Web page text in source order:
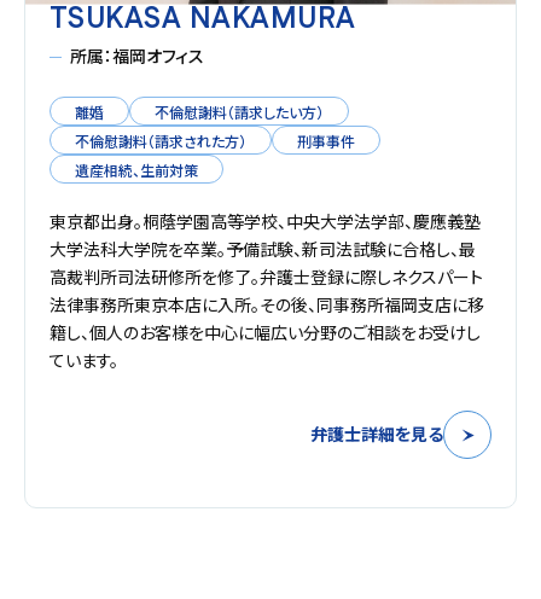
TSUKASA NAKAMURA
所属：福岡オフィス
離婚
不倫慰謝料（請求したい方）
不倫慰謝料（請求された方）
刑事事件
遺産相続、生前対策
東京都出身。桐蔭学園高等学校、中央大学法学部、慶應義塾
大学法科大学院を卒業。予備試験、新司法試験に合格し、最
高裁判所司法研修所を修了。弁護士登録に際しネクスパート
法律事務所東京本店に入所。その後、同事務所福岡支店に移
籍し、個人のお客様を中心に幅広い分野のご相談をお受けし
ています。
弁護士詳細を見る